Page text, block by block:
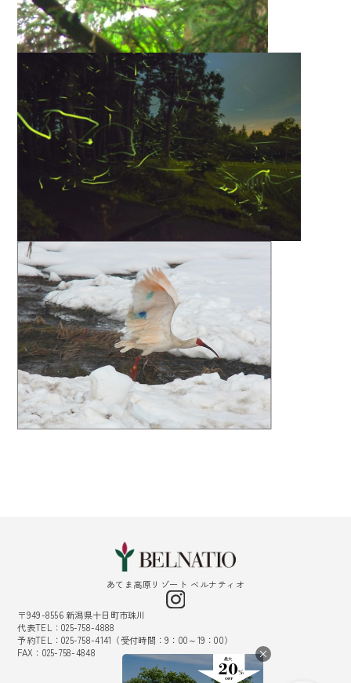
あてま高原リゾート ベルナティオ
〒949-8556 新潟県十日町市珠川
代表TEL：025-758-4888
予約TEL：025-758-4141（受付時間：9：00～19：00）
FAX：025-758-4848
採用情報